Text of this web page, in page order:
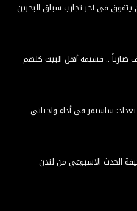
يتفوق في آخر تجارب سباق البحرين
ضارباً .. فشيمة أهل البيت كلهم
ساستمر في أداءِ واجباتي